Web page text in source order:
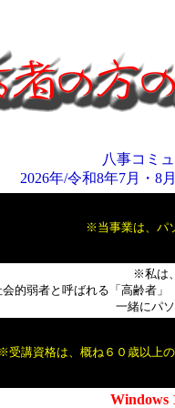
八事コミ
2026年/令和8年7月・8
※当事業は、パ
※私は
弱者と呼ばれる「高齢者」「
一緒にパ
受講資格は、概ね６０歳以上
Windows